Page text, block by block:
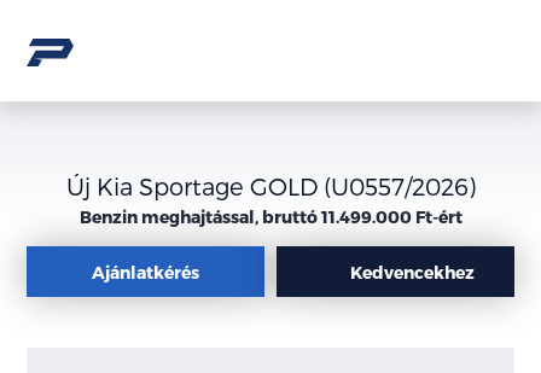
Új Kia Sportage GOLD (U0557/2026)
Benzin meghajtással, bruttó 11.499.000 Ft-ért
Ajánlatkérés Kedvencekhez